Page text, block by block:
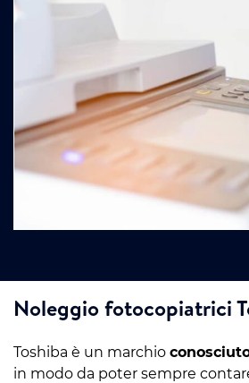
Noleggio fotocopiatrici
Toshiba è un marchio
in modo da poter sempre